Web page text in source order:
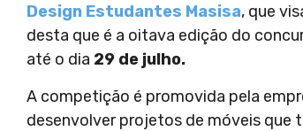
Design Estudantes Masisa, que
desta que é a oitava edição do
até o dia 29 de julho.
A competição é promovida pela
desenvolver projetos de móveis que